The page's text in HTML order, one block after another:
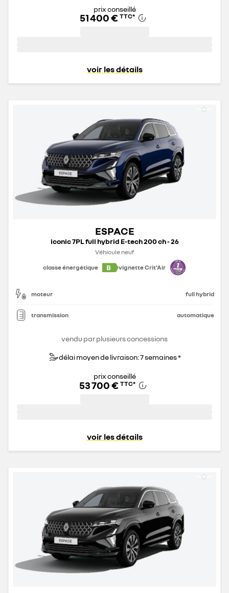
prix conseillé
51 400 € TTC*
voir les détails
ESPACE
iconic 7PL full hybrid E-tech 200 ch - 26
Véhicule neuf
classe énergétique
B vignette Crit'Air
moteur full hybrid
transmission automatique
vendu par plusieurs concessions
délai moyen de livraison: 7 semaines *
prix conseillé
53 700 € TTC*
voir les détails